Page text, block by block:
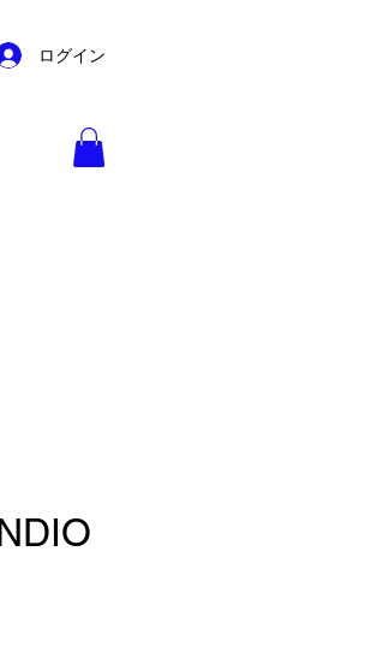
ログイン